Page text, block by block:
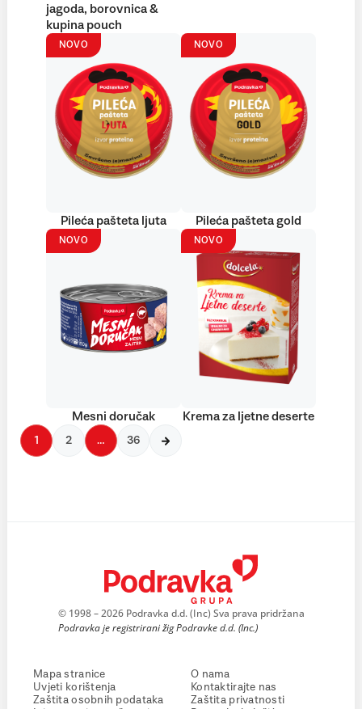
jagoda, borovnica &
kupina pouch
NOVO
Pileća pašteta ljuta
NOVO
Pileća pašteta gold
NOVO
Mesni doručak
NOVO
Krema za ljetne deserte
1 2 … 36
© 1998 – 2026 Podravka d.d. (Inc) Sva prava pridržana
Podravka je registrirani žig Podravke d.d. (Inc.)
Mapa stranice
Uvjeti korištenja
Zaštita osobnih podataka
O nama
Kontaktirajte nas
Zaštita privatnosti